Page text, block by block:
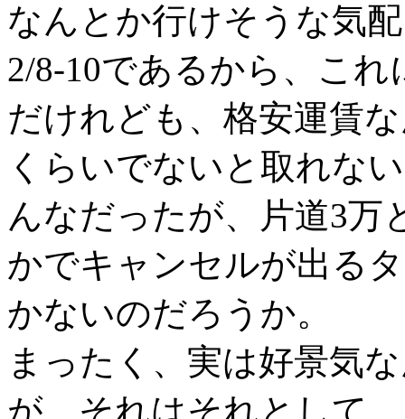
なんとか行けそうな気
2/8-10であるから、こ
だけれども、格安運賃
くらいでないと取れな
んなだったが、片道3万
かでキャンセルが出る
かないのだろうか。
まったく、実は好景気
が、それはそれとして